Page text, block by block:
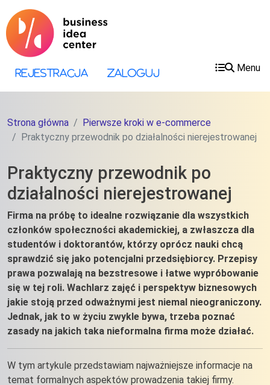
Menu konta użytkownika
Rejestracja Zaloguj Menu
Strona główna
Pierwsze kroki w e-commerce
Praktyczny przewodnik po działalności nierejestrowanej
Praktyczny przewodnik po
działalności nierejestrowanej
Firma na próbę to idealne rozwiązanie dla wszystkich
członków społeczności akademickiej, a zwłaszcza dla
studentów i doktorantów, którzy oprócz nauki chcą
sprawdzić się jako potencjalni przedsiębiorcy. Przepisy
prawa pozwalają na bezstresowe i łatwe wypróbowanie
się w tej roli. Wachlarz zajęć i perspektyw biznesowych
jakie stoją przed odważnymi jest niemal nieograniczony.
Jednak, jak to w życiu zwykle bywa, trzeba poznać
zasady na jakich taka nieformalna firma może działać.
W tym artykule przedstawiam najważniejsze informacje na
temat formalnych aspektów prowadzenia takiej firmy.